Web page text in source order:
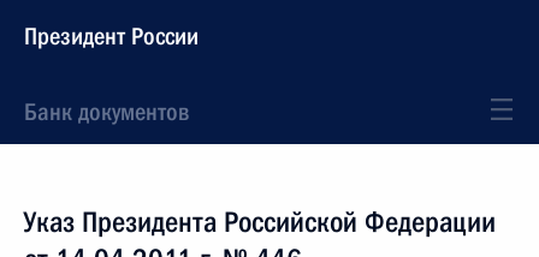
Президент России
Банк документов
Указ Президента Российской Федерации